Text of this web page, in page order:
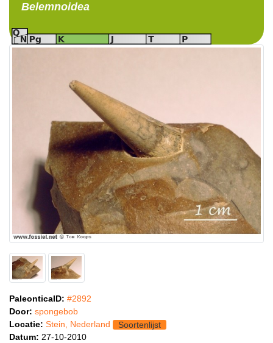
Belemnoidea
PaleonticaID: #2892
Door: spongebob
Locatie: Stein, Nederland
Soortenlijst
Datum: 27-10-2010